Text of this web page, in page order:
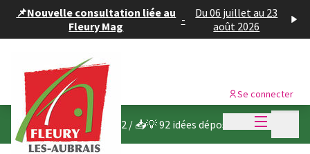
📌Nouvelle consultation liée au
Fleury Mag
-
Du 06 juillet au 23
août 2026
Menu
Se connecter
Budget participatif 2022 / 📥💡 92 idées déposées
Panneau de gestion des cookies